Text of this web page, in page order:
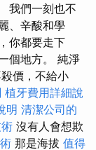
我們一刻也不
、辛酸和學
你都要走下
個地方。 純淨
價，不給小
植牙費用詳細說
明 清潔公司的
沒有人會想欺
那是海拔 值得